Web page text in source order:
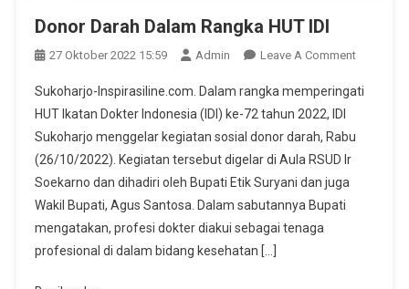
Donor Darah Dalam Rangka HUT IDI
27 Oktober 2022 15:59 Admin Leave A CommentOn
Darah
Rangka
Sukoharjo-Inspirasiline.com. Dalam rangka memperingati
HUT Ikatan Dokter Indonesia (IDI) ke-72 tahun 2022, IDI
Sukoharjo menggelar kegiatan sosial donor darah, Rabu
(26/10/2022). Kegiatan tersebut digelar di Aula RSUD Ir
Soekarno dan dihadiri oleh Bupati Etik Suryani dan juga
Wakil Bupati, Agus Santosa. Dalam sabutannya Bupati
mengatakan, profesi dokter diakui sebagai tenaga
profesional di dalam bidang kesehatan […]